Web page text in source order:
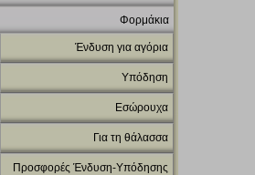
Φορμάκια
Ένδυση για αγόρια
Υπόδηση
Εσώρουχα
Για τη θάλασσα
Προσφορές Ένδυση-Υπόδησης